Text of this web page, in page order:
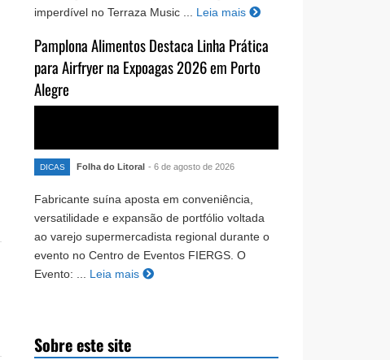
imperdível no Terraza Music ...
Leia mais
Pamplona Alimentos Destaca Linha Prática
para Airfryer na Expoagas 2026 em Porto
Alegre
DICAS Folha do Litoral - 6 de agosto de 2026
Fabricante suína aposta em conveniência,
versatilidade e expansão de portfólio voltada
ao varejo supermercadista regional durante o
evento no Centro de Eventos FIERGS. O
Evento: ... Leia mais
Sobre este site